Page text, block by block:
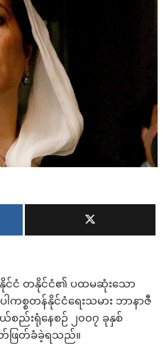
ငံ တနိုင်ငံ၏ ပထမဆုံးသော
ကစ္စတန်နိုင်ငံရေးသမား ဘာနာဇီ
းရုံနေစဉ် ၂၀၀၇ ခုနှစ်
ဖြတ်ခံခဲ့ရသည်။